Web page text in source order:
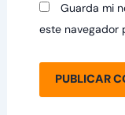
Guarda mi
este navegador